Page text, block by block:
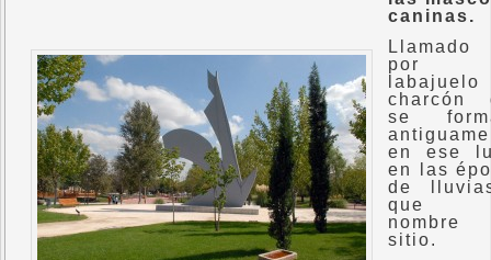
caninas.
Llamado
por
charcón
se
en ese
en las
de
que
sitio.